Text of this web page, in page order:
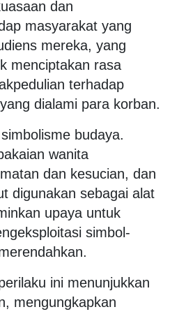
dan
masyarakat yang
mereka, yang
menciptakan rasa
terhadap
dialami para korban.
budaya.
wanita
dan kesucian, dan
digunakan sebagai alat
upaya untuk
simbol-
ini menunjukkan
mengungkapkan